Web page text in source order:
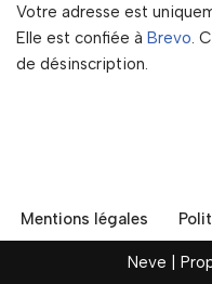
Votre adresse est
Elle est confiée à Brevo.
de désinscription.
Mentions légales
Neve |